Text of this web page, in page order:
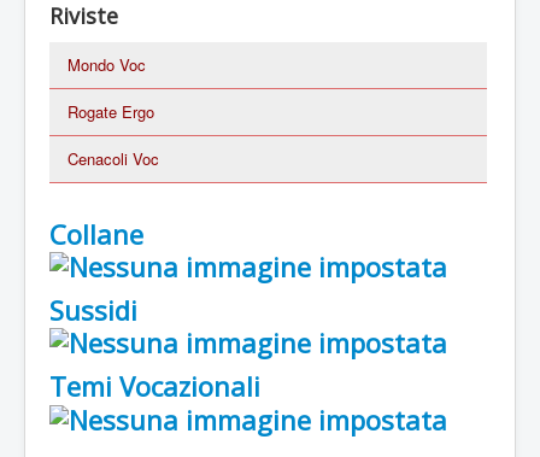
Riviste
Mondo Voc
Rogate Ergo
Cenacoli Voc
Collane
Sussidi
Temi Vocazionali